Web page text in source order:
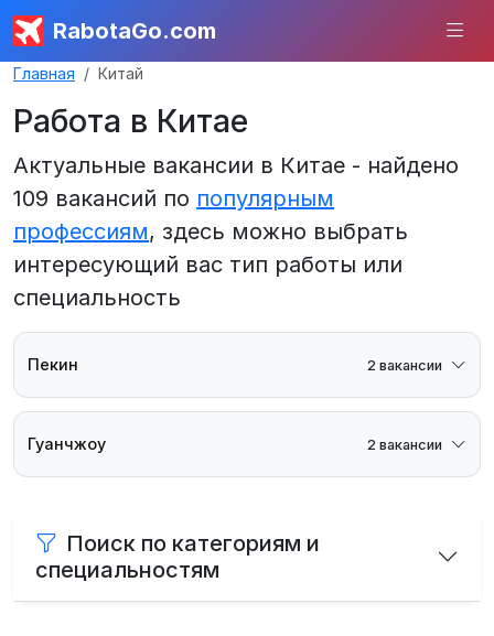
RabotaGo.com
Главная Китай
Работа в Китае
Актуальные вакансии в Китае - найдено
109 вакансий по популярным
профессиям, здесь можно выбрать
интересующий вас тип работы или
специальность
Пекин 2 вакансии
Гуанчжоу 2 вакансии
Поиск по категориям и
специальностям